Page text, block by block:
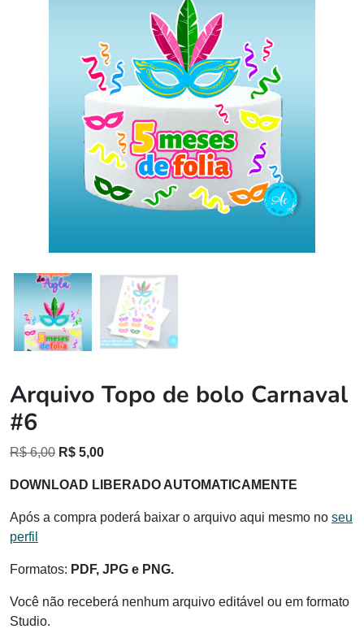
Arquivo Topo de bolo Carnaval
#6
R$6,00 O
original
R$ 5,00O
atual
DOWNLOAD LIBERADO AUTOMATICAMENTE
Após a compra poderá baixar o arquivo aqui mesmo no seu
perfil
Formatos: PDF, JPG e PNG.
Você não receberá nenhum arquivo editável ou em formato
Studio.